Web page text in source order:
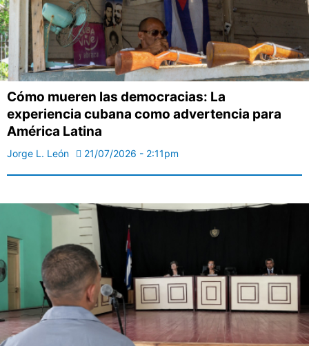
Cómo mueren las democracias: La
experiencia cubana como advertencia para
América Latina
Jorge L. León 21/07/2026 - 2:11pm